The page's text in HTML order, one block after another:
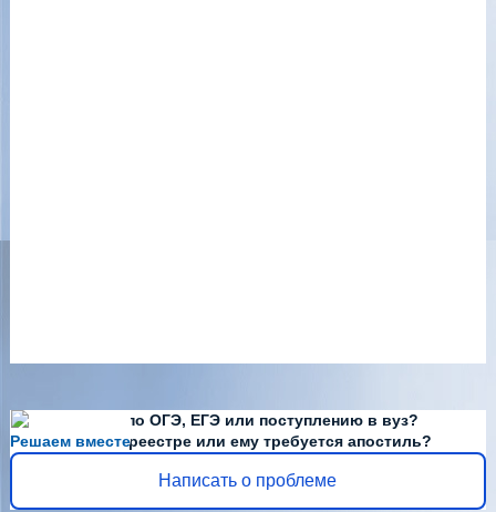
Решаем вместе
Есть вопросы по ОГЭ, ЕГЭ или поступлению в вуз?
Диплома нет в реестре или ему требуется апостиль?
Написать о проблеме